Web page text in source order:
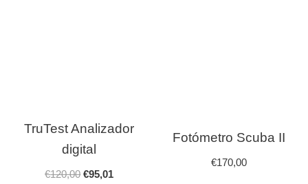
TruTest Analizador
digital
€120,00 €95,01
Fotómetro Scuba II
€170,00